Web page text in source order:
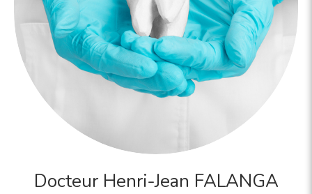
Docteur Henri-Jean FALANGA